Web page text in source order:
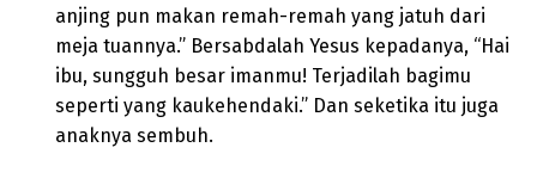
anjing pun makan remah-remah yang jatuh dari
meja tuannya.” Bersabdalah Yesus kepadanya, “Hai
ibu, sungguh besar imanmu! Terjadilah bagimu
seperti yang kaukehendaki.” Dan seketika itu juga
anaknya sembuh.